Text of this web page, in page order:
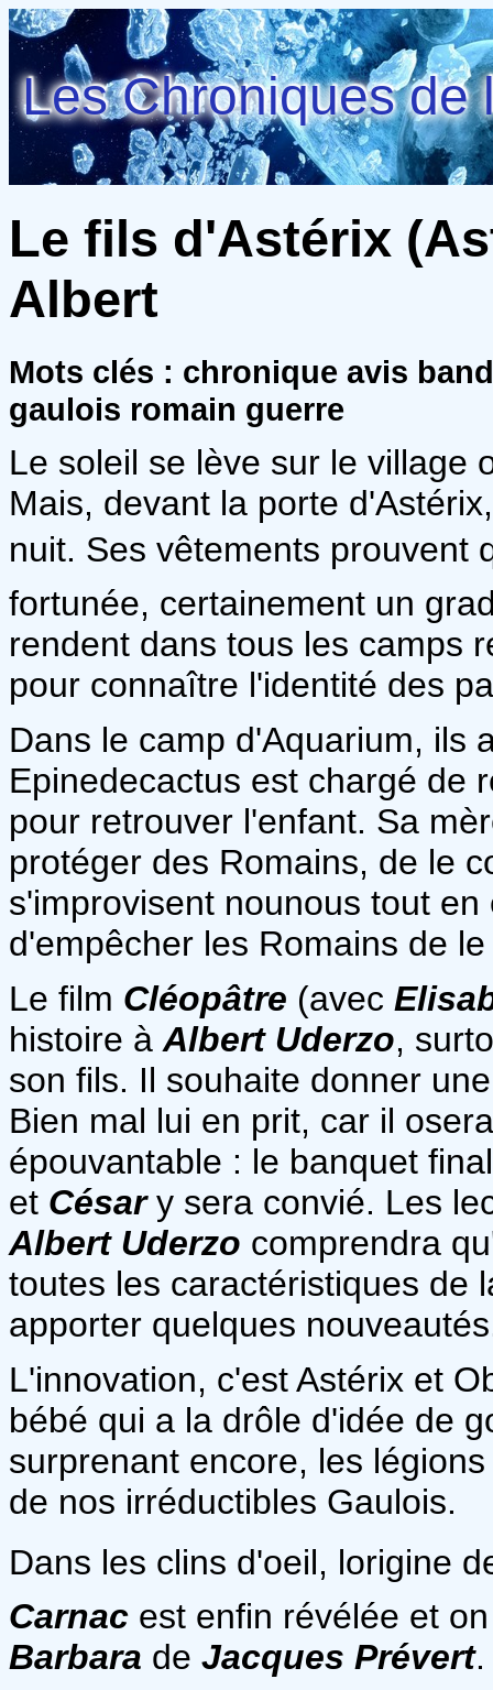
Les Chroniques de
Le fils d'Astérix
Albert
Mots clés : chronique avis
gaulois romain guerre
Le soleil se lève sur le village
Mais, devant la porte
nuit. Ses vêtements prouvent
fortunée, certainement un
rendent dans tous les camps
pour connaître l'identité des
Dans le camp d'Aquarium, ils
Epinedecactus est chargé de
pour retrouver l'enfant. Sa
protéger des Romains, de le
s'improvisent nounous tout
d'empêcher les Romains de
Le film Cléopâtre (avec
histoire à Albert Uderzo,
son fils. Il souhaite donner
Bien mal lui en prit, car il
épouvantable : le banquet
et Césary sera convié. Les
Albert Uderzo comprendra
toutes les caractéristiques de
apporter quelques
L'innovation, c'est Astérix et
bébé qui a la drôle d'idée de
surprenant encore, les
de nos irréductibles Gaulois.
Dans les clins d'oeil, lorigine
Carnac est enfin révélée et
Barbara de Jacques Prévert.